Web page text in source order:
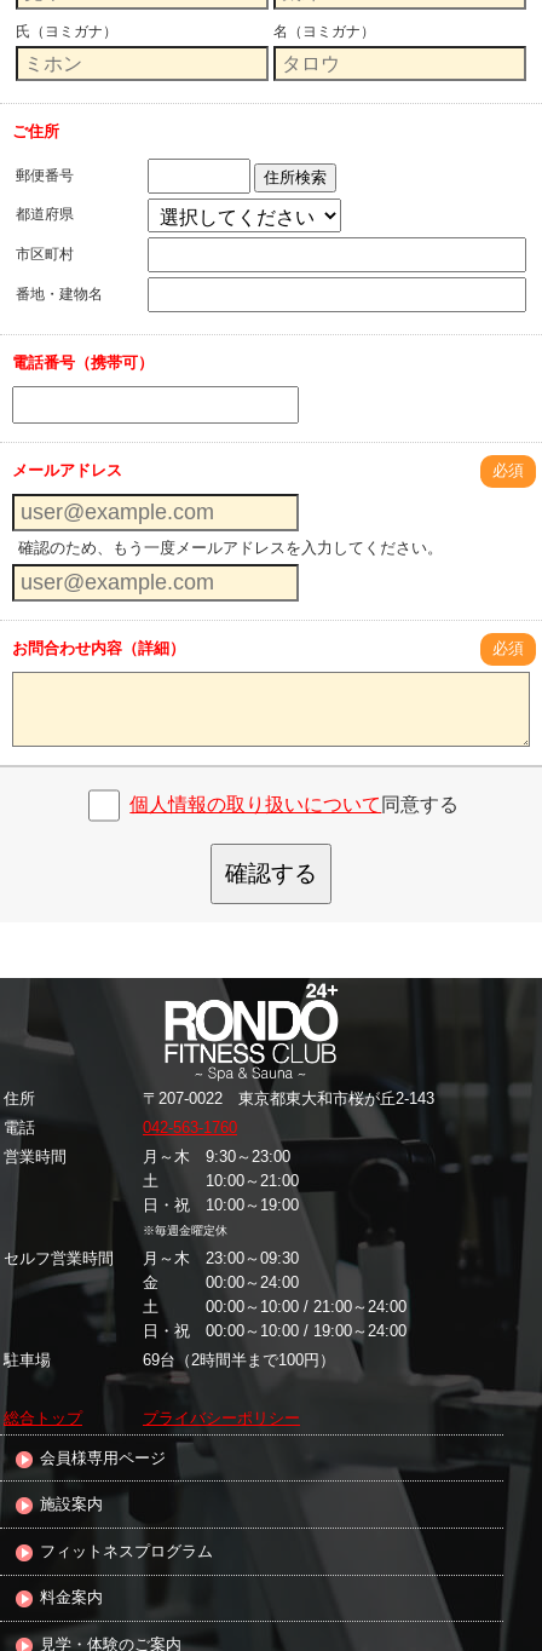
氏（ヨミガナ） 名（ヨミガナ）
ご住所
郵便番号 住所検索
都道府県
市区町村
番地・建物名
電話番号（携帯可）
メールアドレス 必須
確認のため、もう一度メールアドレスを入力してください。
お問合わせ内容（詳細） 必須
個人情報の取り扱いについて 同意する
確認する
住所
〒207-0022 東京都東大和市桜が丘2-143
電話
042-563-1760
営業時間
月～木 9:30～23:00
土 10:00～21:00
日・祝 10:00～19:00
※毎週金曜定休
セルフ営業時間
月～木 23:00～09:30
金 00:00～24:00
土 00:00～10:00 / 21:00～24:00
日・祝 00:00～10:00 / 19:00～24:00
駐車場
69台（2時間半まで100円）
総合トップ プライバシーポリシー
会員様専用ページ
施設案内
フィットネスプログラム
料金案内
見学・体験のご案内